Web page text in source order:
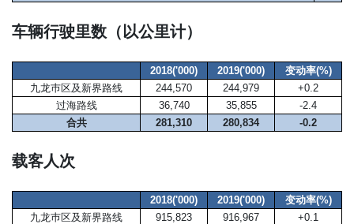
车辆行驶里数（以公里计）
2018('000) 2019('000)
变动率(%)
九龙巿区及新界路线
244,570 244,979
+0.2
过海路线
36,740 35,855
-2.4
合共
281,310 280,834 -0.2
载客人次
2018('000) 2019('000)
变动率(%)
九龙巿区及新界路线
915,823 916,967
+0.1